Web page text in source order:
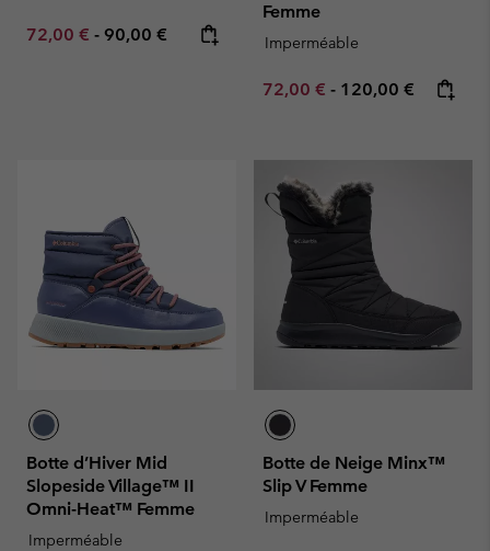
Minimum sale price:
72,00 € - Maximum price:
90,00 €
Femme
Imperméable
Minimum sale price:
72,00 € - Maximum price:
120,00 €
Botte d’Hiver Mid
Slopeside Village™ II
Omni-Heat™ Femme
Imperméable
Botte de Neige Minx™
Slip V Femme
Imperméable